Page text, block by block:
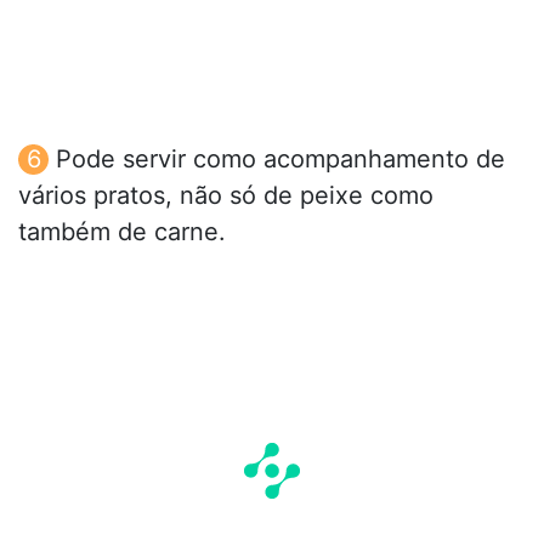
Pode servir como acompanhamento de
vários pratos, não só de peixe como
também de carne.